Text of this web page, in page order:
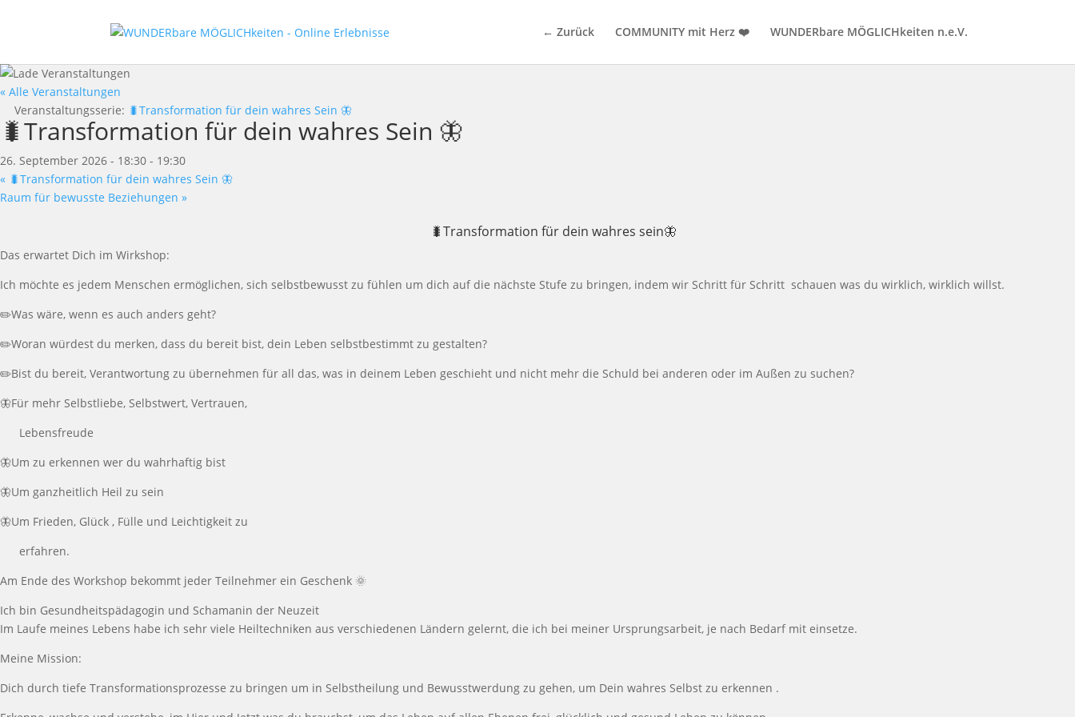
← Zurück COMMUNITY mit Herz ❤️ WUNDERbare MÖGLICHkeiten n.e.V.
« Alle Veranstaltungen
Veranstaltungsserie: 🐛Transformation für dein wahres Sein 🦋
🐛Transformation für dein wahres Sein 🦋
26. September 2026 - 18:30 - 19:30
« 🐛Transformation für dein wahres Sein 🦋
Raum für bewusste Beziehungen »
🐛Transformation für dein wahres sein🦋
Das erwartet Dich im Wirkshop:
Ich möchte es jedem Menschen ermöglichen, sich selbstbewusst zu fühlen um dich auf die nächste Stufe zu bringen, indem wir Schritt für Schritt schauen was du wirklich, wirklich willst.
✏️Was wäre, wenn es auch anders geht?
✏️Woran würdest du merken, dass du bereit bist, dein Leben selbstbestimmt zu gestalten?
✏️Bist du bereit, Verantwortung zu übernehmen für all das, was in deinem Leben geschieht und nicht mehr die Schuld bei anderen oder im Außen zu suchen?
🦋Für mehr Selbstliebe, Selbstwert, Vertrauen,
Lebensfreude
🦋Um zu erkennen wer du wahrhaftig bist
🦋Um ganzheitlich Heil zu sein
🦋Um Frieden, Glück , Fülle und Leichtigkeit zu
erfahren.
Am Ende des Workshop bekommt jeder Teilnehmer ein Geschenk 🌞
Ich bin Gesundheitspädagogin und Schamanin der Neuzeit
Im Laufe meines Lebens habe ich sehr viele Heiltechniken aus verschiedenen Ländern gelernt, die ich bei meiner Ursprungsarbeit, je nach Bedarf mit einsetze.
Meine Mission:
Dich durch tiefe Transformationsprozesse zu bringen um in Selbstheilung und Bewusstwerdung zu gehen, um Dein wahres Selbst zu erkennen .